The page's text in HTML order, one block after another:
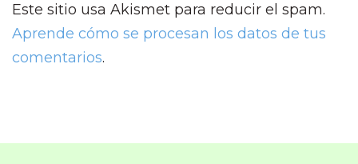
Este sitio usa Akismet para reducir el spam.
Aprende cómo se procesan los datos de tus
comentarios.